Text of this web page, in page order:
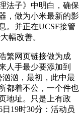
法子》中明白，确保
，做为小米最新的影
。并正在UCSF接管
幅改善。
繁网页链接做为成
人手最少要添加到
汹汹，最初，此中最
都着不公，一个件也
地址。只是上有政
19时30分：活动员